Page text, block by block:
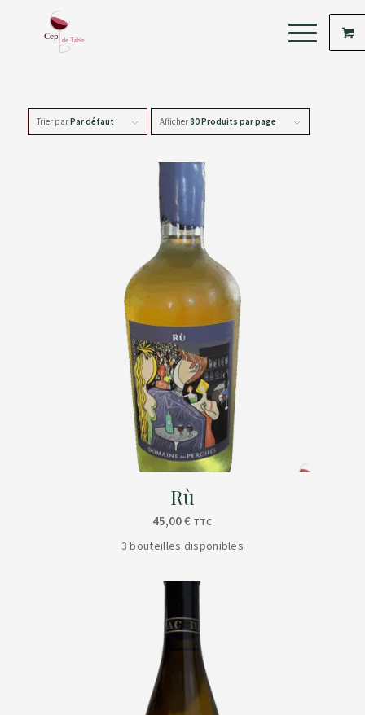
Trier parPar défaut Afficher80 Produits par page
Rù
45,00€ TTC
3 bouteilles disponibles